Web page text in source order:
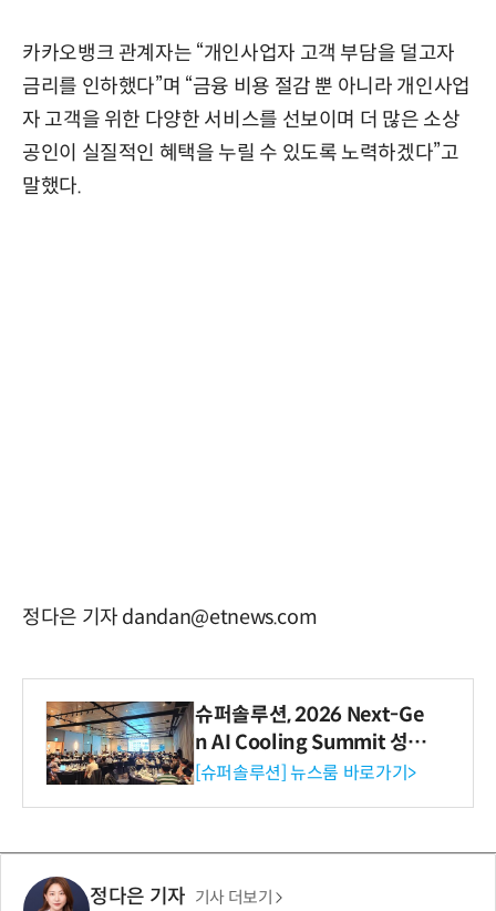
카카오뱅크 관계자는 “개인사업자 고객 부담을 덜고자
금리를 인하했다”며 “금융 비용 절감 뿐 아니라 개인사업
자 고객을 위한 다양한 서비스를 선보이며 더 많은 소상
공인이 실질적인 혜택을 누릴 수 있도록 노력하겠다”고
말했다.
정다은 기자 dandan@etnews.com
슈퍼솔루션, 2026 Next-Ge
n AI Cooling Summit 성황
리 성료
[슈퍼솔루션] 뉴스룸 바로가기>
정다은 기자 기사 더보기